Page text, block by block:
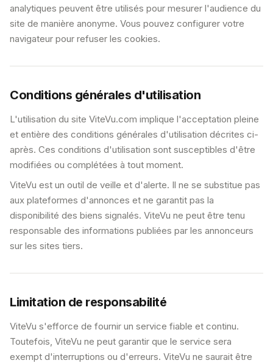
analytiques peuvent être utilisés pour mesurer l'audience du
site de manière anonyme. Vous pouvez configurer votre
navigateur pour refuser les cookies.
Conditions générales d'utilisation
L'utilisation du site ViteVu.com implique l'acceptation pleine
et entière des conditions générales d'utilisation décrites ci-
après. Ces conditions d'utilisation sont susceptibles d'être
modifiées ou complétées à tout moment.
ViteVu est un outil de veille et d'alerte. Il ne se substitue pas
aux plateformes d'annonces et ne garantit pas la
disponibilité des biens signalés. ViteVu ne peut être tenu
responsable des informations publiées par les annonceurs
sur les sites tiers.
Limitation de responsabilité
ViteVu s'efforce de fournir un service fiable et continu.
Toutefois, ViteVu ne peut garantir que le service sera
exempt d'interruptions ou d'erreurs. ViteVu ne saurait être